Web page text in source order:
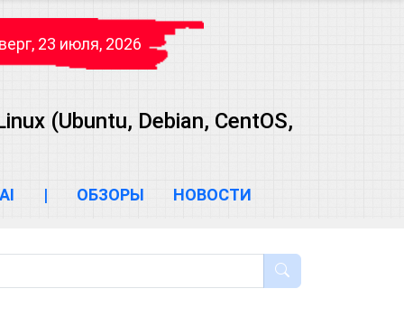
23 июля, 2026
(Ubuntu, Debian, CentOS,
AI | ОБЗОРЫ НОВОСТИ